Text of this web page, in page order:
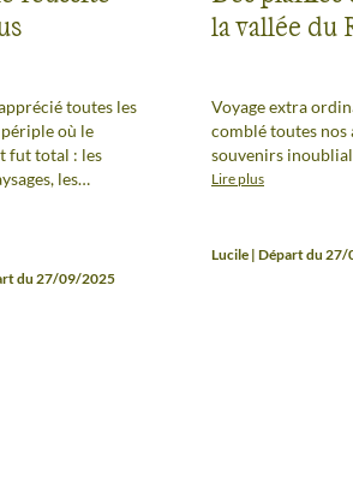
toutes les
périple où le
fut total : les
les
la
leur milieu naturel
du 27/09/2025
la vallée du
Voyage extra
comblé toutes nos
souvenirs
Lire plus
Lucile | Départ du